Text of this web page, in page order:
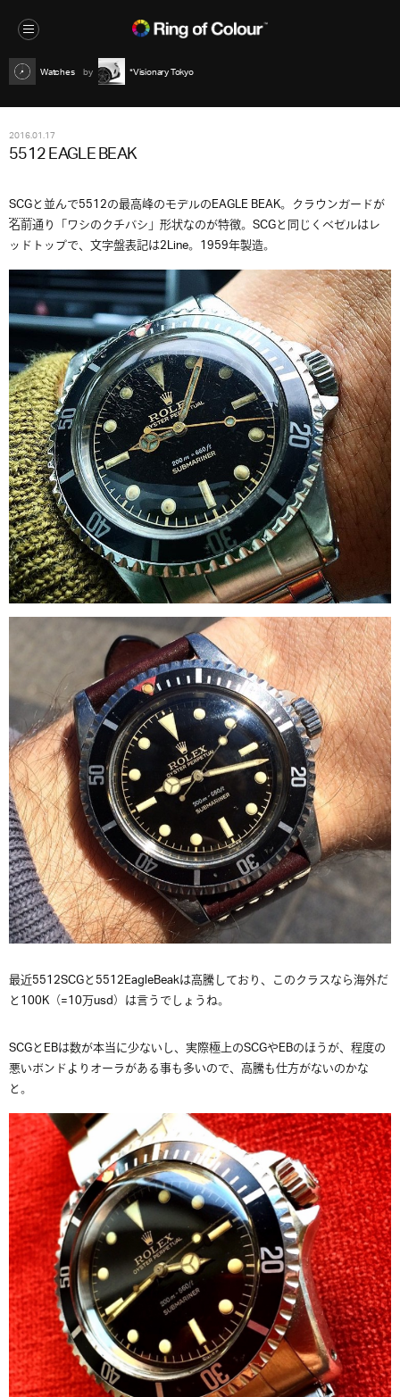
Watches *Visionary Tokyo
2016.01.17
5512 EAGLE BEAK
SCGと並んで5512の最高峰のモデルのEAGLE BEAK。クラウンガードが
名前通り「ワシのクチバシ」形状なのが特徴。SCGと同じくベゼルはレ
ッドトップで、文字盤表記は2Line。1959年製造。
最近5512SCGと5512EagleBeakは高騰しており、このクラスなら海外だ
と100K（=10万usd）は言うでしょうね。
SCGとEBは数が本当に少ないし、実際極上のSCGやEBのほうが、程度の
悪いボンドよりオーラがある事も多いので、高騰も仕方がないのかな
と。